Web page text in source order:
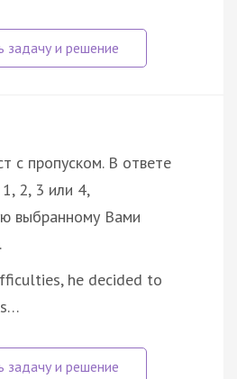
с пропуском. В ответе
2, 3 или 4,
выбранному Вами
he decided to